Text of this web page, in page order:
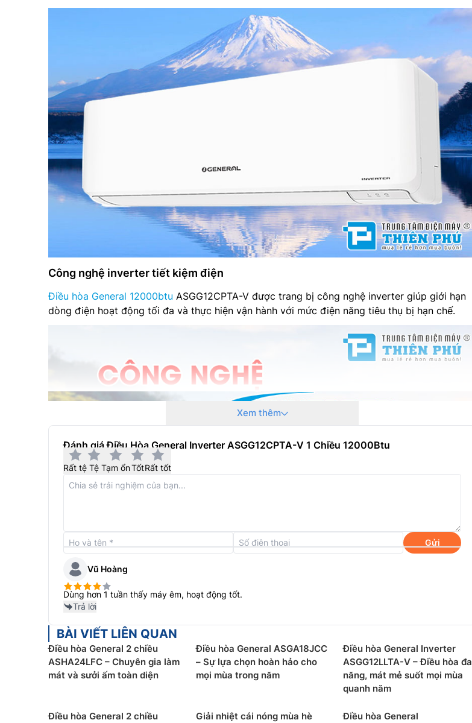
Công nghệ inverter tiết kiệm điện
Điều hòa General 12000btu ASGG12CPTA-V được trang bị công nghệ inverter giúp giới hạn
dòng điện hoạt động tối đa và thực hiện vận hành với mức điện năng tiêu thụ bị hạn chế.
Bên cạnh đó,điều hòa
General ASGG12CPTA-V sử dụng môi chất làm lạnh R32 rất thân thiện
với môi trường, giúp làm giảm nguy cơ nóng lên toàn cầu so với các chất làm lạnh khác và
Chế độ làm lạnh nhanh
Điều hòa General inverter12000btu 1 chiều ASGG12CPTA-V vận hành ở luồng không khí và
tốc độ máy nén tối đa, và nhanh chóng làm cho căn phòng của bạn trở nên thoải mái một
cách nhanh nhất. Kết hợp khả năng đảo gió tự động lên/xuống giúp điều hòa nhanh chóng
Xem thêm
Đánh giá Điều Hòa General Inverter ASGG12CPTA-V 1 Chiều 12000Btu
Rất tệ Tệ Tạm ổnTốtRất tốt
Gửi
Vũ Hoàng
Dùng hơn 1 tuần thấy máy êm, hoạt động tốt.
Trả lời
BÀI VIẾT LIÊN QUAN
Điều hòa General 2 chiều
ASHA24LFC – Chuyên gia làm
mát và sưởi ấm toàn diện
Điều hòa General ASGA18JCC
– Sự lựa chọn hoàn hảo cho
mọi mùa trong năm
Điều hòa General Inverter
ASGG12LLTA-V – Điều hòa đa
năng, mát mẻ suốt mọi mùa
quanh năm
Điều hòa General 2 chiều Giải nhiệt cái nóng mùa hè Điều hòa General